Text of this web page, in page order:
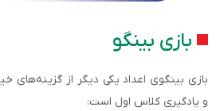
بازی بینگو
بازی بینگوی اعداد یکی دیگر از گزینه‌های
و یادگیری کلاس اول است: